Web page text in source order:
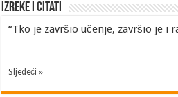
Izreke i Citati
“Tko je završio učenje, završio je i
Sljedeći »